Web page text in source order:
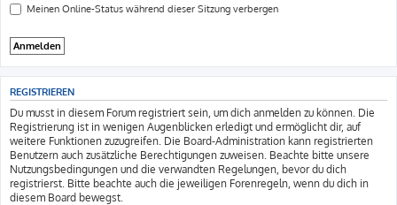
Meinen Online-Status während dieser Sitzung verbergen
REGISTRIEREN
Du musst in diesem Forum registriert sein, um dich anmelden zu können. Die
Registrierung ist in wenigen Augenblicken erledigt und ermöglicht dir, auf
weitere Funktionen zuzugreifen. Die Board-Administration kann registrierten
Benutzern auch zusätzliche Berechtigungen zuweisen. Beachte bitte unsere
Nutzungsbedingungen und die verwandten Regelungen, bevor du dich
registrierst. Bitte beachte auch die jeweiligen Forenregeln, wenn du dich in
diesem Board bewegst.